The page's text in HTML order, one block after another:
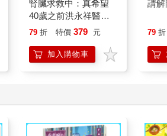
不同意你的觀點的人，並不一定是蠢蛋
）。別說別人愚蠢，不妨透過分析來證
要貿然下斷言。不僅要告訴讀者你的想
你使用論述、推理和證據，就可能說服
應該（ought）和應當（should）。
這樣可能會讓讀者厭煩或惹怒他們，反
腎臟求救中：真希望
40歲之前洪永祥醫師
就告訴我這些事
79 折 特價 379 元
加入購物車
請解
79 折